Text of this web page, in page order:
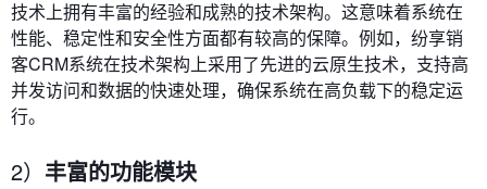
技术上拥有丰富的经验和成熟的技术架构。这意味着系统在
性能、稳定性和安全性方面都有较高的保障。例如，纷享销
客CRM系统在技术架构上采用了先进的云原生技术，支持高
并发访问和数据的快速处理，确保系统在高负载下的稳定运
行。
2） 丰富的功能模块